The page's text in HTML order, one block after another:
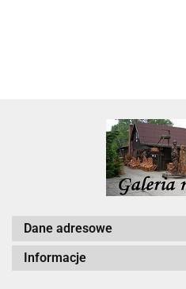
Dane adresowe
Informacje